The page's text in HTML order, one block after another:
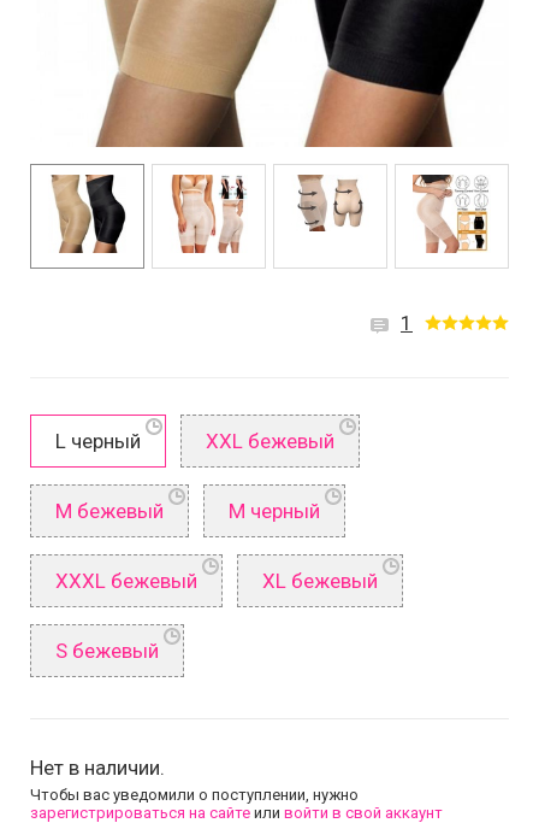
1
L черный XXL бежевый
М бежевый М черный
XXXL бежевый XL бежевый
S бежевый
Нет в наличии.
Чтобы вас уведомили о поступлении, нужно
зарегистрироваться на сайте или войти в свой аккаунт